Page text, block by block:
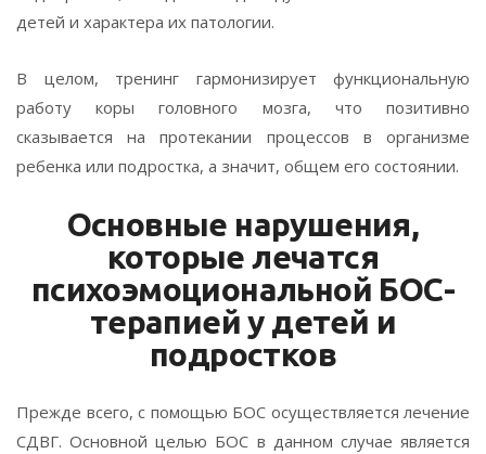
детей и характера их патологии.
В целом, тренинг гармонизирует функциональную
работу коры головного мозга, что позитивно
сказывается на протекании процессов в организме
ребенка или подростка, а значит, общем его состоянии.
Основные нарушения,
которые лечатся
психоэмоциональной БОС-
терапией у детей и
подростков
Прежде всего, с помощью БОС осуществляется лечение
СДВГ. Основной целью БОС в данном случае является